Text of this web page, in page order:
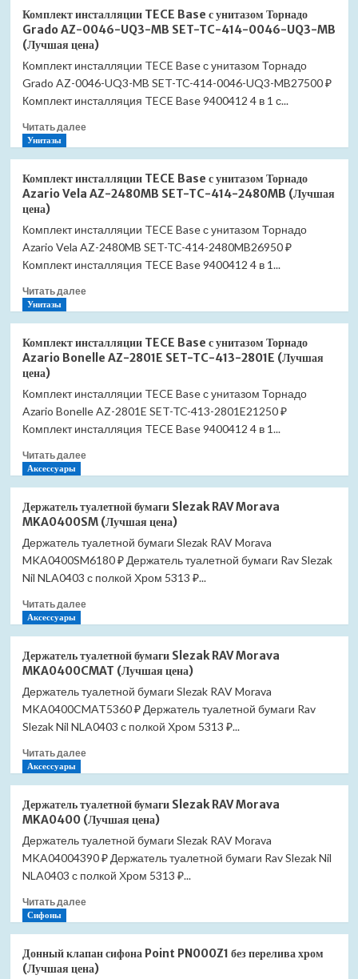
поддон
квадратный
RGW
LUX/TN
900×900
16180199-
(Лучшая
Комплект инсталляции TECE Base с унитазом Торнадо
Grado AZ-0046-UQ3-MB SET-TC-414-0046-UQ3-MB
(Лучшая цена)
Комплект инсталляции TECE Base с унитазом Торнадо
Grado AZ-0046-UQ3-MB SET-TC-414-0046-UQ3-MB27500 ₽
Комплект инсталляция TECE Base 9400412 4 в 1 с...
Читать далееПрочитать
инсталляции
TECE
с
унитазом
Торнадо
AZ-
UQ3-
SET-
0046-
UQ3-
MB
цена)
Унитазы
Комплект инсталляции TECE Base с унитазом Торнадо
Azario Vela AZ-2480MB SET-TC-414-2480MB (Лучшая
цена)
Комплект инсталляции TECE Base с унитазом Торнадо
Azario Vela AZ-2480MB SET-TC-414-2480MB26950 ₽
Комплект инсталляция TECE Base 9400412 4 в 1...
Читать далееПрочитать
инсталляции
TECE
с
унитазом
Торнадо
Vela
2480MB
TC-
414-
2480MB
(Лучшая
цена)
Унитазы
Комплект инсталляции TECE Base с унитазом Торнадо
Azario Bonelle AZ-2801E SET-TC-413-2801E (Лучшая
цена)
Комплект инсталляции TECE Base с унитазом Торнадо
Azario Bonelle AZ-2801E SET-TC-413-2801E21250 ₽
Комплект инсталляция TECE Base 9400412 4 в 1...
Читать далееПрочитать
инсталляции
TECE
Base
с
унитазом
Azario
AZ-
SET-
413-
2801E
(Лучшая
Аксессуары
Держатель туалетной бумаги Slezak RAV Morava
MKA0400SM (Лучшая цена)
Держатель туалетной бумаги Slezak RAV Morava
MKA0400SM6180 ₽ Держатель туалетной бумаги Rav Slezak
Nil NLA0403 с полкой Хром 5313 ₽...
Читать далееПрочитать
туалетной
бумаги
Slezak
RAV
Morava
(Лучшая
Аксессуары
Держатель туалетной бумаги Slezak RAV Morava
MKA0400CMAT (Лучшая цена)
Держатель туалетной бумаги Slezak RAV Morava
MKA0400CMAT5360 ₽ Держатель туалетной бумаги Rav
Slezak Nil NLA0403 с полкой Хром 5313 ₽...
Читать далееПрочитать
туалетной
бумаги
Slezak
RAV
Morava
(Лучшая
Аксессуары
Держатель туалетной бумаги Slezak RAV Morava
MKA0400 (Лучшая цена)
Держатель туалетной бумаги Slezak RAV Morava
MKA04004390 ₽ Держатель туалетной бумаги Rav Slezak Nil
NLA0403 с полкой Хром 5313 ₽...
Читать далееПрочитать
туалетной
бумаги
Сифоны
Донный клапан сифона Point PN000Z1 без перелива хром
(Лучшая цена)